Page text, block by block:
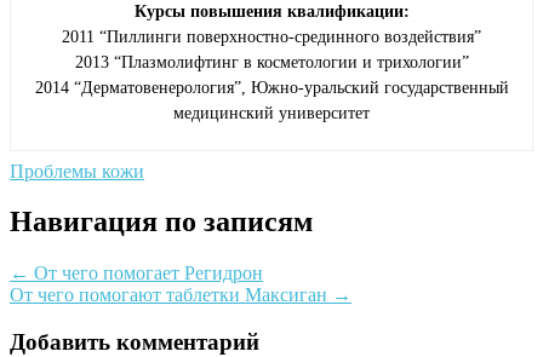
Курсы повышения квалификации:
2011 “Пиллинги поверхностно-срединного воздействия”
2013 “Плазмолифтинг в косметологии и трихологии”
2014 “Дерматовенерология”, Южно-уральский государственный
медицинский университет
Проблемы кожи
Навигация по записям
← От чего помогает Регидрон
От чего помогают таблетки Максиган →
Добавить комментарий